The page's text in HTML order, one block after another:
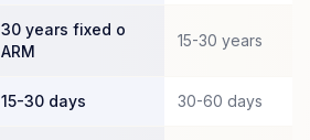
30 years fixed o
ARM
15-30 years
15-30 days 30-60 days